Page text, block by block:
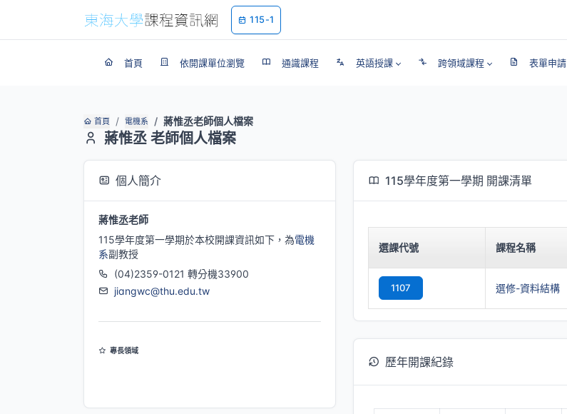
115-1
首頁 依開課單位瀏覽 通識課程 英語授課 跨領域課程 表單申請
首頁 電機系 蔣惟丞老師個人檔案
蔣惟丞 老師個人檔案
個人簡介
蔣惟丞老師
115學年度第一學期於本校開課資訊如下，為電機
系副教授
(04)2359-0121 轉分機33900
jiangwc@thu.edu.tw
專長領域
115學年度第一學期 開課清單
選課代號 課程名稱
1107 選修-資料結構
歷年開課紀錄